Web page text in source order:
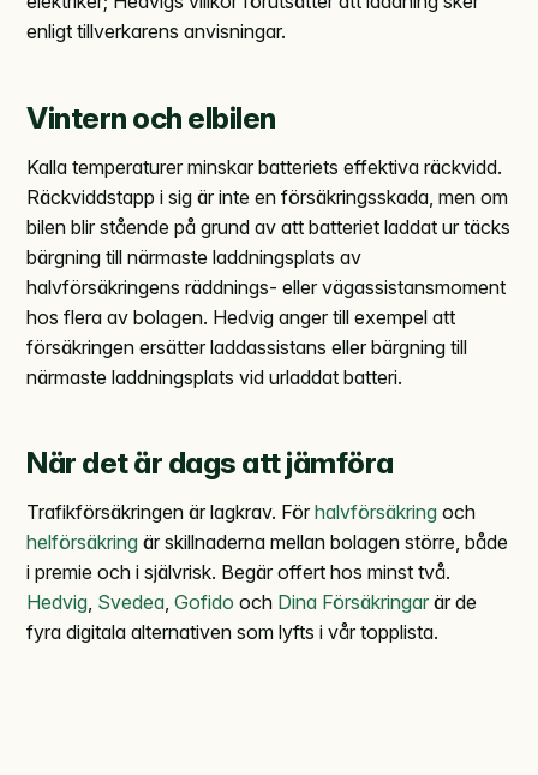
enligt tillverkarens anvisningar.
Vintern och elbilen
Kalla temperaturer minskar batteriets effektiva räckvidd.
Räckviddstapp i sig är inte en försäkringsskada, men om
bilen blir stående på grund av att batteriet laddat ur täcks
bärgning till närmaste laddningsplats av
halvförsäkringens räddnings- eller vägassistansmoment
hos flera av bolagen. Hedvig anger till exempel att
försäkringen ersätter laddassistans eller bärgning till
närmaste laddningsplats vid urladdat batteri.
När det är dags att jämföra
Trafikförsäkringen är lagkrav. För halvförsäkring och
helförsäkring är skillnaderna mellan bolagen större, både
i premie och i självrisk. Begär offert hos minst två.
Hedvig Svedea Gofido och Dina Försäkringar är de
fyra digitala alternativen som lyfts i vår topplista.